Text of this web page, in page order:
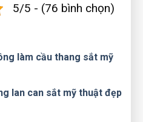
5/5 - (76 bình chọn)
làm cầu thang sắt mỹ
lan can sắt mỹ thuật đẹp